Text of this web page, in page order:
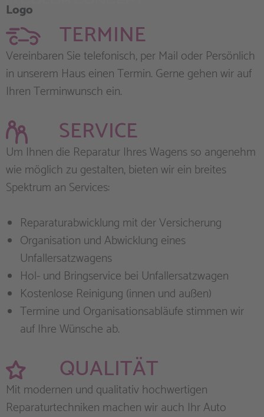
Logo
TERMINE
Vereinbaren Sie telefonisch, per Mail oder Persönlich
in unserem Haus einen Termin. Gerne gehen wir auf
Ihren Terminwunsch ein.
SERVICE
Um Ihnen die Reparatur Ihres Wagens so angenehm
wie möglich zu gestalten, bieten wir ein breites
Spektrum an Services:
Reparaturabwicklung mit der Versicherung
Organisation und Abwicklung eines
Unfallersatzwagens
Hol- und Bringservice bei Unfallersatzwagen
Kostenlose Reinigung (innen und außen)
Termine und Organisationsabläufe stimmen wir
auf Ihre Wünsche ab.
QUALITÄT
Mit modernen und qualitativ hochwertigen
Reparaturtechniken machen wir auch Ihr Auto